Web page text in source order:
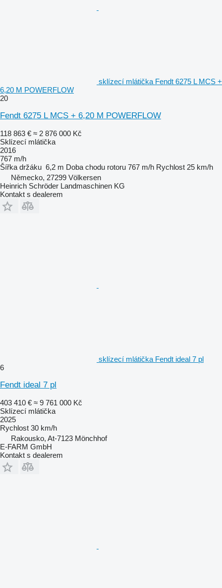
sklízecí mlátička Fendt 6275 L MCS +
6,20 M POWERFLOW
20
Fendt 6275 L MCS + 6,20 M POWERFLOW
118 863 € ≈ 2 876 000 Kč
Sklízecí mlátička
2016
767 m/h
Šířka držáku 6,2 m Doba chodu rotoru 767 m/h Rychlost 25 km/h
Německo, 27299 Völkersen
Heinrich Schröder Landmaschinen KG
Kontakt s dealerem
sklízecí mlátička Fendt ideal 7 pl
6
Fendt ideal 7 pl
403 410 € ≈ 9 761 000 Kč
Sklízecí mlátička
2025
Rychlost 30 km/h
Rakousko, At-7123 Mönchhof
E-FARM GmbH
Kontakt s dealerem